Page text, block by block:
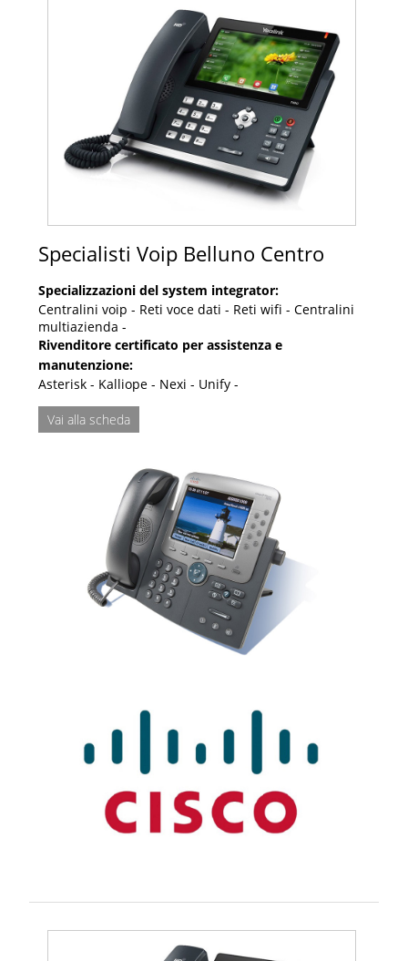
Specialisti Voip Belluno Centro
Specializzazioni del system integrator:
Centralini voip - Reti voce dati - Reti wifi - Centralini
multiazienda -
Rivenditore certificato per assistenza e
manutenzione:
Asterisk - Kalliope - Nexi - Unify -
Vai alla scheda